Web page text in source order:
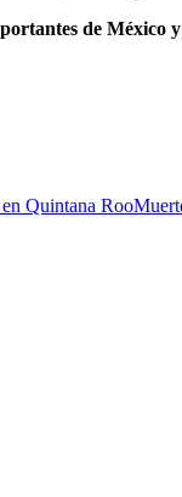
de México
Quintana Roo